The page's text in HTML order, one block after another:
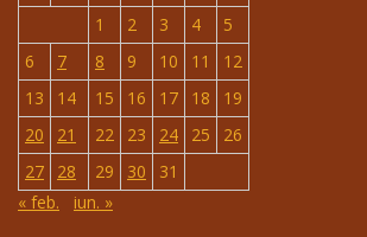
1
2 3 4
5
6
7 8 9 10 11
12
13
14 15 16 17 18
19
20
21 22 23 24 25
26
27
28 29 30
31
« feb.
iun. »